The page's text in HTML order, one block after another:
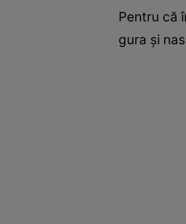
Pentru că
gura şi